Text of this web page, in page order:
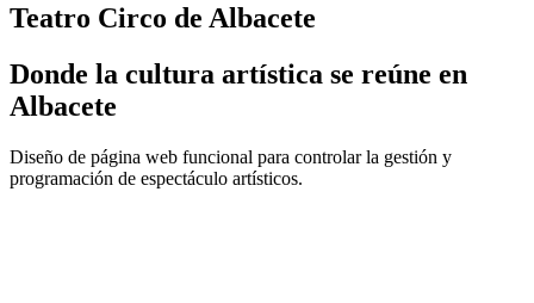
Teatro Circo de Albacete
Donde la cultura artística se reúne en
Albacete
Diseño de página web funcional para controlar la gestión y
programación de espectáculo artísticos.